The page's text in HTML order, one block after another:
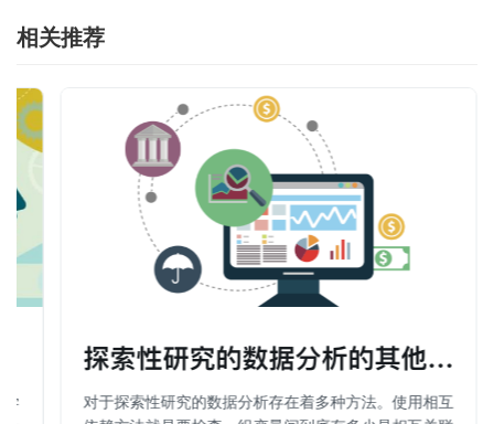
相关推荐
学
探索性研究的数据分析的其他方法（
对于探索性研究的数据分析存在着多种方法。使用相互